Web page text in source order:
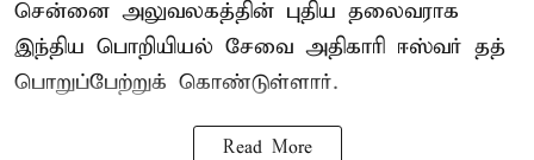
சென்னை அலுவலகத்தின் புதிய தலைவராக
இந்திய பொறியியல் சேவை அதிகாரி ஈஸ்வர் தத்
பொறுப்பேற்றுக் கொண்டுள்ளார்.
Read More